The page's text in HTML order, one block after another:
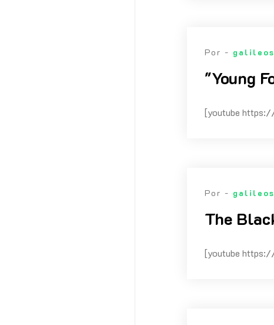
Por - galileos
"Young
[youtube
Por - galileos
The
[youtube